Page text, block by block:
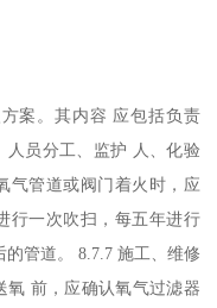
案。其内容 应包括负责
人员分工、监护 人、化验
气管道或阀门着火时，应
行一次吹扫，每五年进行
管道。 8.7.7 施工、维修
氧 前，应确认氧气过滤器